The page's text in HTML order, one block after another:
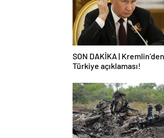
SON DAKİKA |
Türkiye açıklaması!